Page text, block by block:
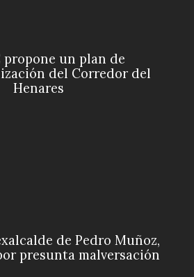
propone un plan de
del Corredor del
Henares
de Pedro Muñoz,
presunta malversación